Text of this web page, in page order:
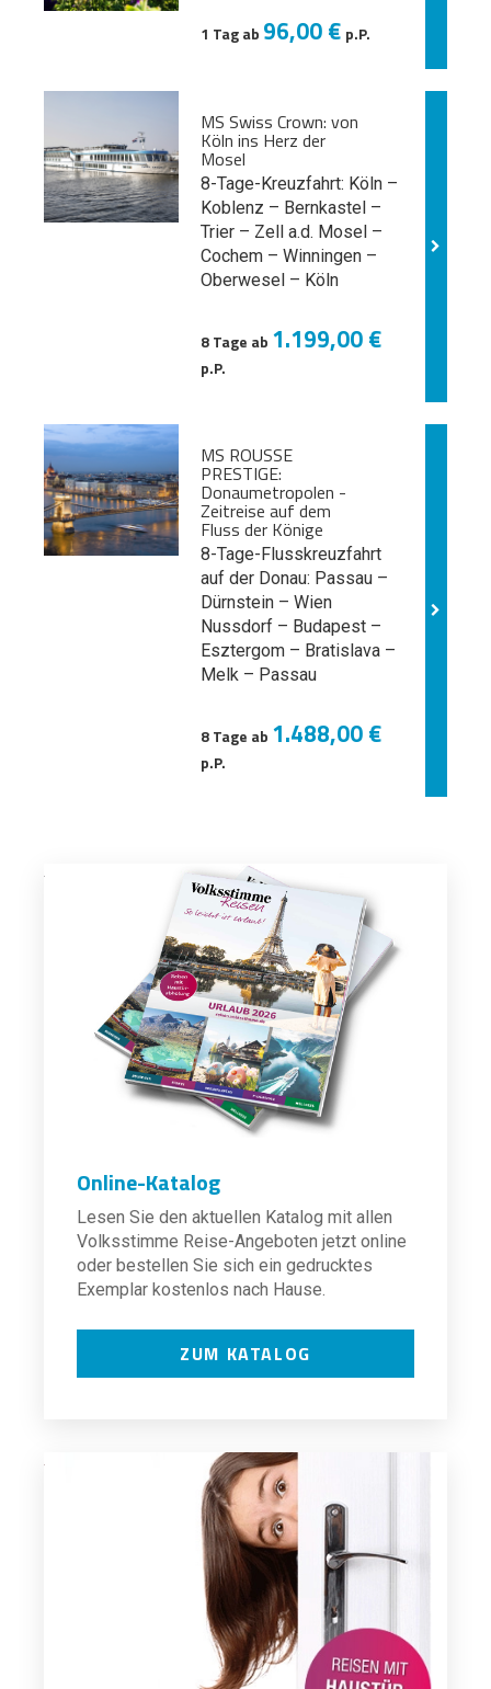
1 Tag ab 96,00 € p.P.
MS Swiss Crown: von
Köln ins Herz der
Mosel
8-Tage-Kreuzfahrt: Köln –
Koblenz – Bernkastel –
Trier – Zell a.d. Mosel –
Cochem – Winningen –
Oberwesel – Köln
8 Tage ab 1.199,00 €
p.P.
MS ROUSSE
PRESTIGE:
Donaumetropolen -
Zeitreise auf dem
Fluss der Könige
8-Tage-Flusskreuzfahrt
auf der Donau: Passau –
Dürnstein – Wien
Nussdorf – Budapest –
Esztergom – Bratislava –
Melk – Passau
8 Tage ab 1.488,00 €
p.P.
Online-Katalog
Lesen Sie den aktuellen Katalog mit allen
Volksstimme Reise-Angeboten jetzt online
oder bestellen Sie sich ein gedrucktes
Exemplar kostenlos nach Hause.
ZUM KATALOG